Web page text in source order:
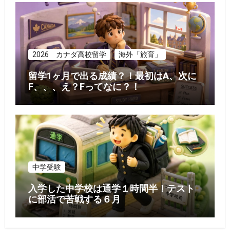
2026 カナダ高校留学 海外「旅育」
留学1ヶ月で出る成績？！最初はA、次に
F、、、え？Fってなに？！
中学受験
入学した中学校は通学１時間半！テスト
に部活で苦戦する６月